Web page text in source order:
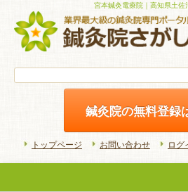
宮本鍼灸電療院｜高知県土佐
鍼灸院の無料登録
トップページ お問い合わせ ログ